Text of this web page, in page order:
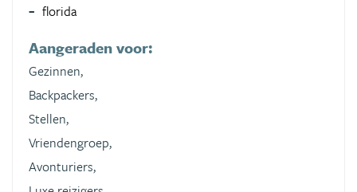
florida
Aangeraden voor:
Gezinnen,
Backpackers,
Stellen,
Vriendengroep,
Avonturiers,